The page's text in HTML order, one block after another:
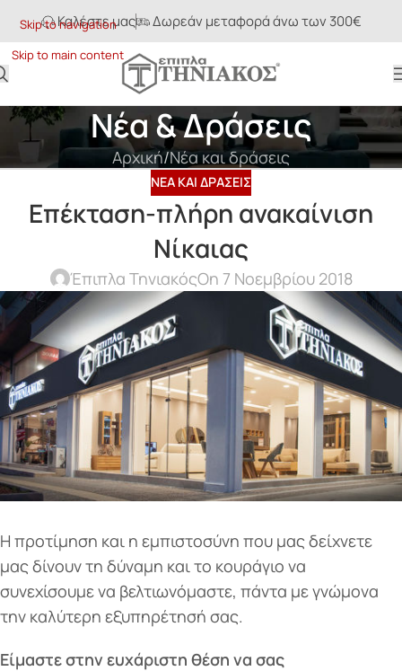
Skip to navigation
Skip to main content
Καλέστε μας Δωρεάν μεταφορά άνω των 300€
Νέα & Δράσεις
Αρχική Νέα και δράσεις
ΝΈΑ ΚΑΙ ΔΡΆΣΕΙΣ
Επέκταση-πλήρη ανακαίνιση
Νίκαιας
Έπιπλα ΤηνιακόςOn 7 Νοεμβρίου 2018
Η προτίμηση και η εμπιστοσύνη που μας δείχνετε
μας δίνουν τη δύναμη και το κουράγιο να
συνεχίσουμε να βελτιωνόμαστε, πάντα με γνώμονα
την καλύτερη εξυπηρέτησή σας.
Είμαστε στην ευχάριστη θέση να σας